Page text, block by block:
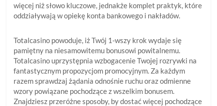
więcej niż słowo kluczowe, jednakże komplet praktyk, które
oddziaływają w opiekę konta bankowego i nakładów.
Totalcasino powoduje, iż Twój 1-wszy krok wydaje się
pamiętny na niesamowitemu bonusowi powitalnemu.
Totalcasino uprzystępnia wzbogacenie Twojej rozrywki na
fantastycznym propozycjom promocyjnym. Za każdym
razem sprawdzaj żądania odnośnie ruchu oraz odmienne
wzory powiązane pochodzące z wszelkim bonusem.
Znajdziesz przeróżne sposoby, by dostać więcej pochodzące